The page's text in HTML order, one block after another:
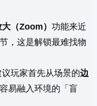
大（Zoom） 功能来近
，这是解锁最难找物
玩家首先从场景的边
易融入环境的「盲